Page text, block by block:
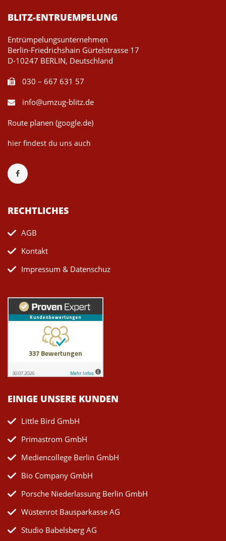
BLITZ-ENTRUEMPELUNG
Entrümpelungsunternehmen
Berlin-Friedrichshain Gürtelstrasse 17
D-10247 BERLIN, Deutschland
030 – 667 631 57
info@umzug-blitz.de
Route planen (google.de)
hier findest du uns auch
RECHTLICHES
AGB
Kontakt
Impressum & Datenschuz
EINIGE UNSERE KUNDEN
Little Bird GmbH
Primastrom GmbH
Mediencollege Berlin GmbH
Bio Company GmbH
Porsche Niederlassung Berlin GmbH
Wüstenrot Bausparkasse AG
Studio Babelsberg AG